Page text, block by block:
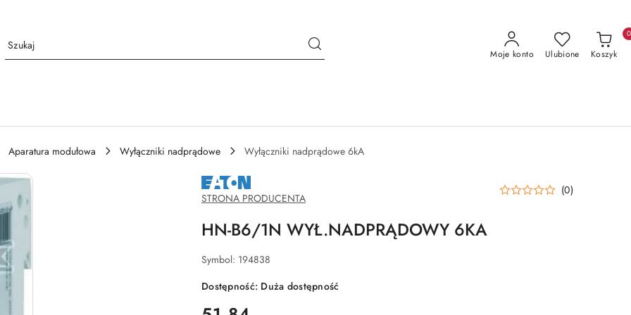
Moje konto Ulubione Koszyk
0
Aparatura modułowa Wyłączniki nadprądowe
Wyłączniki nadprądowe 6kA
NAZWA
PRODUCENTA:
EATON
STRONA PRODUCENTA
(0)
HN-B6/1N WYŁ.NADPRĄDOWY 6KA
Symbol: 194838
Dostępność: Duża dostępność